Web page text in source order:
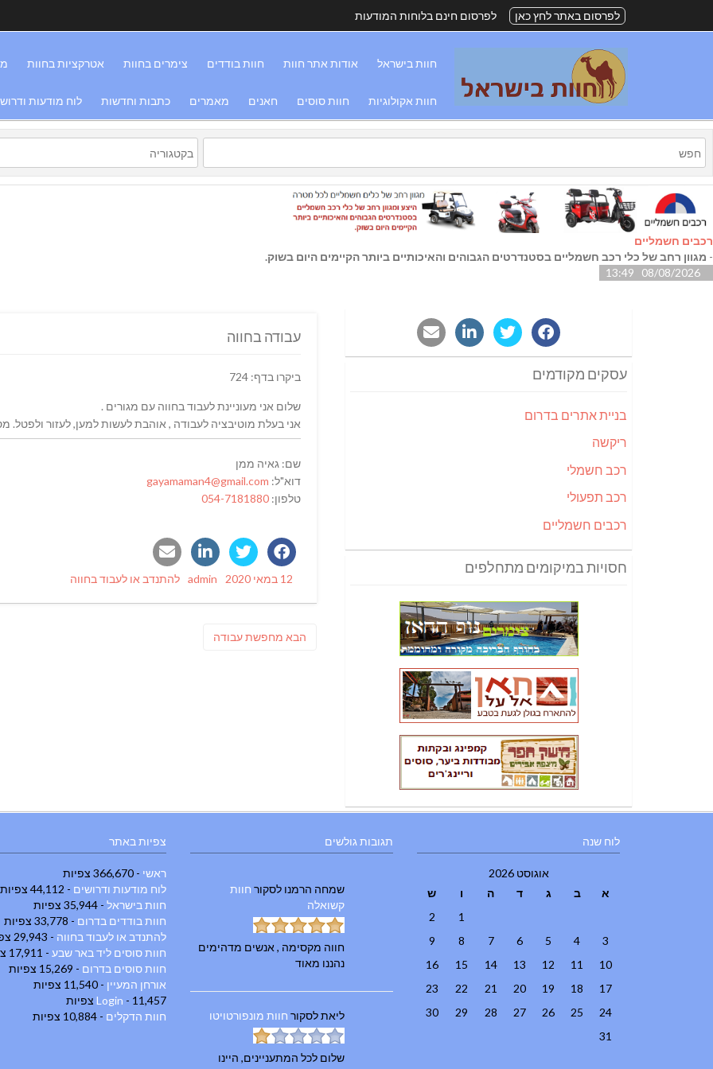
לפרסום באתר לחץ כאן לפרסום חינם בלוחות המודעות
חוות בישראל אודות אתר חוות חוות בודדים צימרים בחוות אטרקציות בחוות
חוות אקולוגיות חוות סוסים חאנים מאמרים כתבות וחדשות לוח מודעות
רכבים חשמליים
- מגוון רחב של כלי רכב חשמליים בסטנדרטים הגבוהים והאיכותיים ביותר הקיימים היום בשוק.
08/08/2026 13:49
עבודה בחווה
ביקרו בדף: 724
שלום אני מעוניינת לעבוד בחווה עם מגורים .
אני בעלת מוטיבציה לעבודה , אוהבת לעשות למען, לעזור ולפטל.
שם: גאיה ממן
דוא"ל: gayamaman4@gmail.com
טלפון: 054-7181880
Posted
12 במאי 2020 Author
admin
Categories
להתנדב או לעבוד בחווה
הבא פוסט
מחפשת עבודה
עסקים מקודמים
בניית אתרים בדרום
ריקשה
רכב חשמלי
רכב תפעולי
רכבים חשמליים
חסויות במיקומים מתחלפים
צפיות באתר
ראשי - 366,670 צפיות
לוח מודעות ודרושים - 44,112 צפיות
חוות בישראל - 35,944 צפיות
חוות בודדים בדרום - 33,778 צפיות
להתנדב או לעבוד בחווה - 29,943 צפיות
חוות סוסים ליד באר שבע - 17,911 צפיות
חוות סוסים בדרום - 15,269 צפיות
אורחן המעיין - 11,540 צפיות
Login - 11,457 צפיות
חוות הדקלים - 10,884 צפיות
תגובות גולשים
שמחה הרמנו לסקור חוות
קשואלה
חווה מקסימה , אנשים מדהימים
נהננו מאוד
ליאתלסקור חוות מונפורטויטו
שלום לכל המתעניינים, היינו
לוח שנה
אוגוסט 2026
א
ב ג ד ה ו
ש
1
2
3
4
5
6
7
8
9
10
11
12
13
14
15
16
17
18
19
20
21
22
23
24
25
26
27
28
29
30
31